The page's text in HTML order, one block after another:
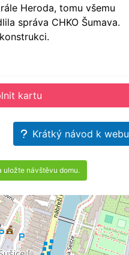
Heroda, tomu všemu
správa CHKO Šumava.
kartu
Krátký návod k webu
uložte návštěvu domu.